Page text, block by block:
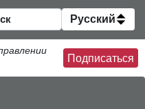
Русский
Подписаться